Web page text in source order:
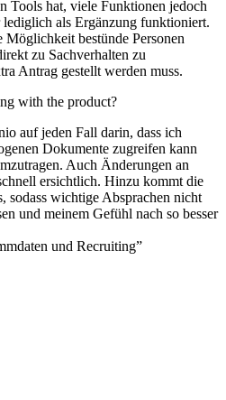
Tools hat, viele Funktionen jedoch
als Ergänzung funktioniert.
Möglichkeit bestünde Personen
zu Sachverhalten zu
Antrag gestellt werden muss.
with the product?
auf jeden Fall darin, dass ich
Dokumente zugreifen kann
Auch Änderungen an
ersichtlich. Hinzu kommt die
sodass wichtige Absprachen nicht
und meinem Gefühl nach so besser
und Recruiting”